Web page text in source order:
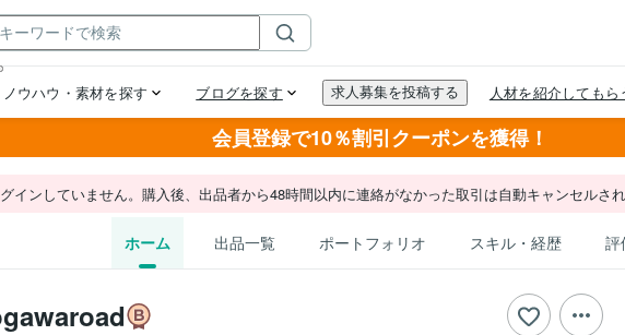
会員登録で10％割引クーポンを獲得！
インしていません。購入後、出品者から48時間以内に連絡がなかった取引は自動キャンセルさ
ホーム 出品一覧 ポートフォリオ スキル・経歴 評